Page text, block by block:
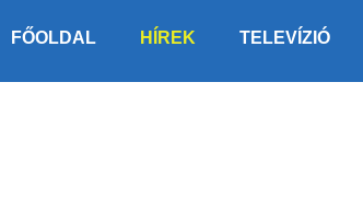
FŐOLDAL HÍREK TELEVÍZIÓ